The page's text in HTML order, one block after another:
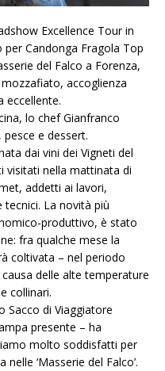
Excellence Tour in
per Candonga Fragola Top
del Falco a Forenza,
accoglienza
eccellente.
lo chef Gianfranco
pesce e dessert.
dai vini dei Vigneti del
visitati nella mattinata di
addetti ai lavori,
tecnici. La novità più
produttivo, è stato
fra qualche mese la
coltivata – nel periodo
delle alte temperature
collinari.
Sacco di Viaggiatore
presente – ha
molto soddisfatti per
‘Masserie del Falco’.